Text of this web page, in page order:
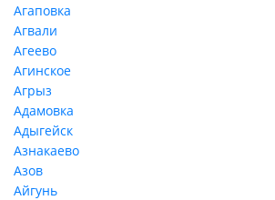
Агаповка
Агвали
Агеево
Агинское
Агрыз
Адамовка
Адыгейск
Азнакаево
Азов
Айгунь